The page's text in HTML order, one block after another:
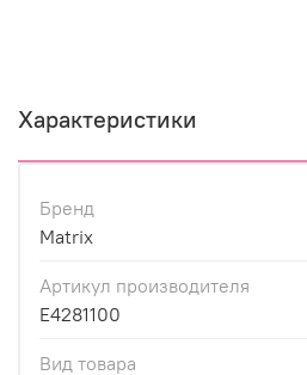
Характеристики
Бренд
Matrix
Артикул производителя
E4281100
Вид товара